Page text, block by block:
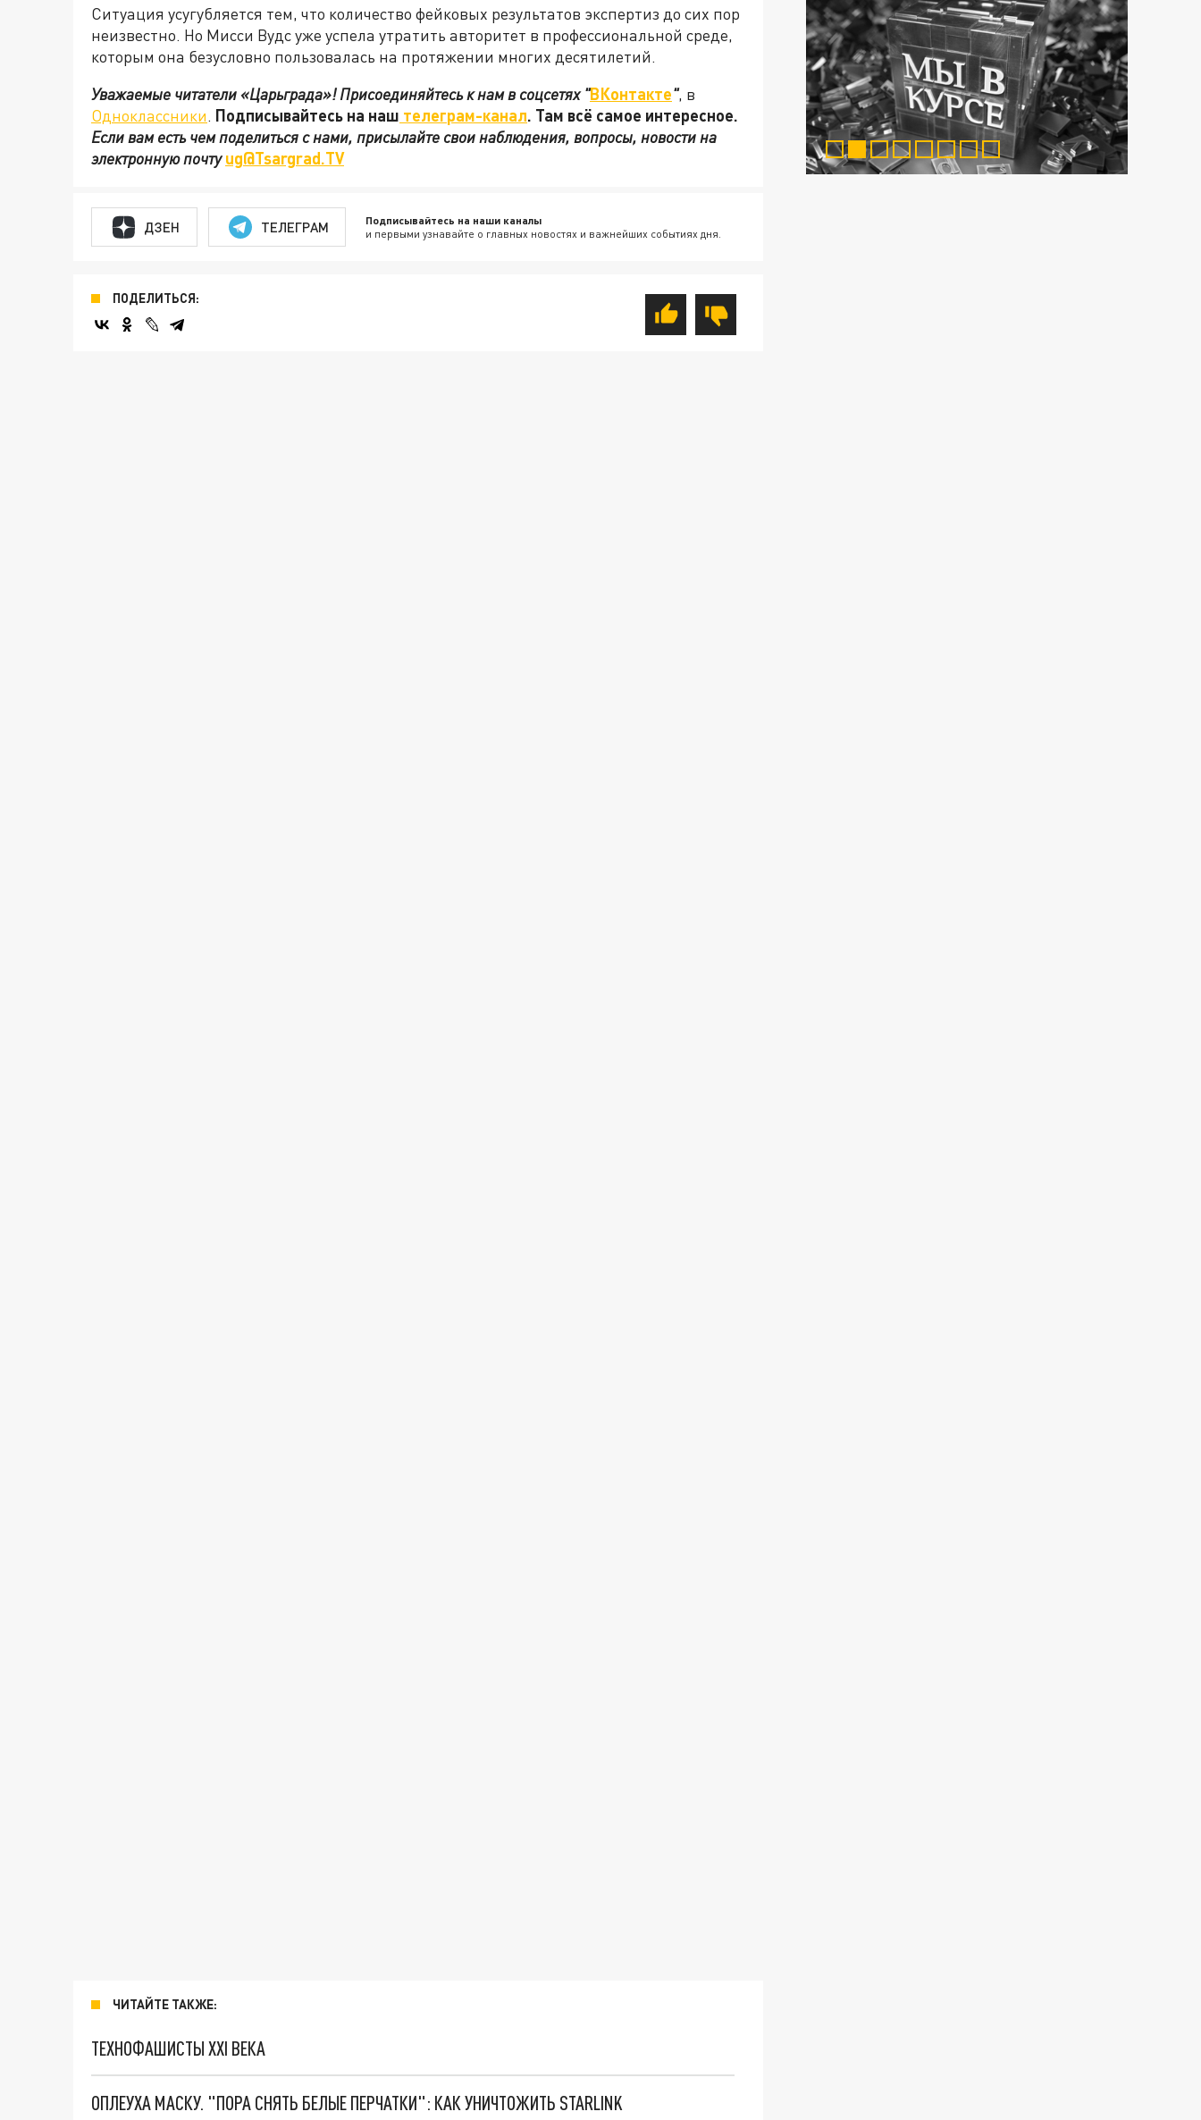
Ситуация усугубляется тем, что количество фейковых результатов экспертиз до сих пор
неизвестно. Но Мисси Вудс уже успела утратить авторитет в профессиональной среде,
которым она безусловно пользовалась на протяжении многих десятилетий.
Уважаемые читатели «Царьграда»!Присоединяйтесь к нам в соцсетях"ВКонтакте", в
Одноклассники. Подписывайтесь на наш телеграм-канал. Там всё самое интересное.
Если вам есть чем поделиться с нами, присылайте свои наблюдения, вопросы, новости на
электронную почтуug@Tsargrad.TV
ДЗЕН ТЕЛЕГРАМ Подписывайтесь на наши каналы
и первыми узнавайте о главных новостях и важнейших событиях дня.
ПОДЕЛИТЬСЯ:
ЧИТАЙТЕ ТАКЖЕ:
ТЕХНОФАШИСТЫ XXI ВЕКА
ОПЛЕУХА МАСКУ. "ПОРА СНЯТЬ БЕЛЫЕ ПЕРЧАТКИ": КАК УНИЧТОЖИТЬ STARLINK